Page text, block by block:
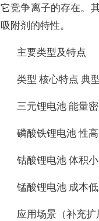
它竞争离子的存在。
吸附剂的特性。
主要类型及特点
类型 核心特点 典
三元锂电池 能量
磷酸铁锂电池 性
钴酸锂电池 体积
锰酸锂电池 成本
应用场景（补充扩